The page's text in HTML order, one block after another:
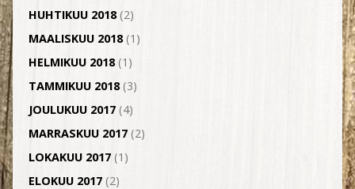
HUHTIKUU 2018(2)
MAALISKUU 2018(1)
HELMIKUU 2018(1)
TAMMIKUU 2018(3)
JOULUKUU 2017(4)
MARRASKUU 2017(2)
LOKAKUU 2017(1)
ELOKUU 2017(2)